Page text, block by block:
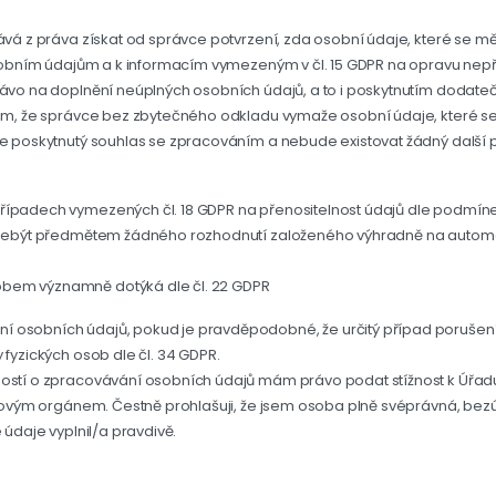
z práva získat od správce potvrzení, zda osobní údaje, které se
údajům a k informacím vymezeným v čl. 15 GDPR na opravu
na doplnění neúplných osobních údajů, a to i poskytnutím
že správce bez zbytečného odkladu vymaže osobní údaje, které
souhlas se zpracováním a nebude existovat žádný další
vymezených čl. 18 GDPR na přenositelnost údajů dle
předmětem žádného rozhodnutí založeného výhradně na
významně dotýká dle čl. 22 GDPR
osobních údajů, pokud je pravděpodobné, že určitý případ
osob dle čl. 34 GDPR.
o zpracovávání osobních údajů mám právo podat stížnost k
orgánem. Čestně prohlašuji, že jsem osoba plně svéprávná,
údaje vyplnil/a pravdivě.